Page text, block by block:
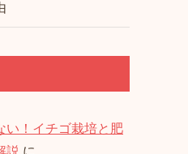
い！イチゴ栽培と肥
説 に